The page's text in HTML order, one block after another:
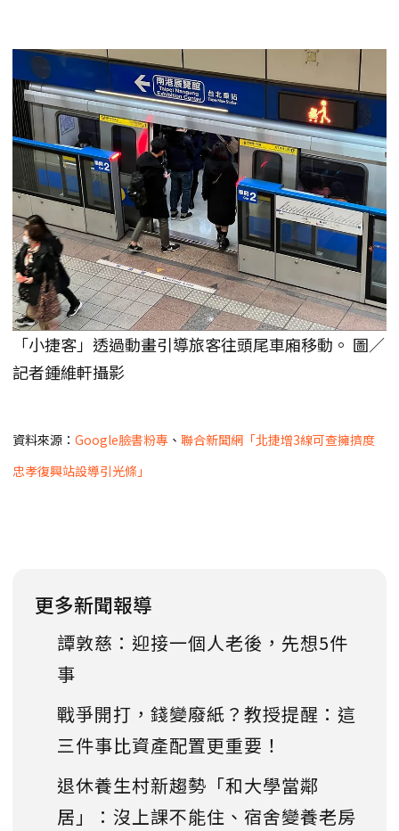
「小捷客」透過動畫引導旅客往頭尾車廂移動。 圖／
記者鍾維軒攝影
資料來源： Google臉書粉專 、 聯合新聞網「北捷增3線可查擁擠度
忠孝復興站設導引光條」
更多新聞報導
譚敦慈：迎接一個人老後，先想5件
事
戰爭開打，錢變廢紙？教授提醒：這
三件事比資產配置更重要！
退休養生村新趨勢「和大學當鄰
居」：沒上課不能住、宿舍變養老房